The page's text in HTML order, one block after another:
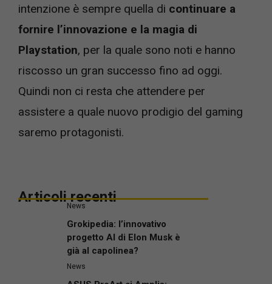
intenzione è sempre quella di continuare a
fornire l’innovazione e la magia di
Playstation, per la quale sono noti e hanno
riscosso un gran successo fino ad oggi.
Quindi non ci resta che attendere per
assistere a quale nuovo prodigio del gaming
saremo protagonisti.
Articoli recenti
News
Grokipedia: l’innovativo
progetto AI di Elon Musk è
già al capolinea?
News